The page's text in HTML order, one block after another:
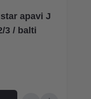
apavi J
3 / balti